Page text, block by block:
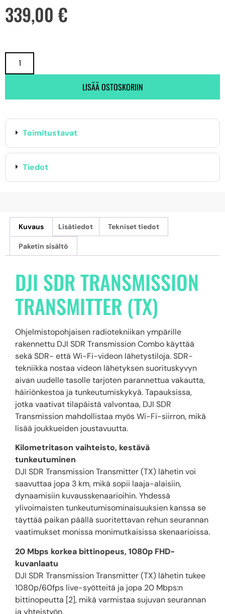
339,00 €
LISÄÄ OSTOSKORIIN
Toimitustavat
Tiedot
Kuvaus Lisätiedot Tekniset tiedot
Paketin sisältö
DJI SDR TRANSMISSION
TRANSMITTER (TX)
Ohjelmistopohjaisen radiotekniikan ympärille
rakennettu DJI SDR Transmission Combo käyttää
sekä SDR- että Wi-Fi-videon lähetystiloja. SDR-
tekniikka nostaa videon lähetyksen suorituskyvyn
aivan uudelle tasolle tarjoten parannettua vakautta,
häiriönkestoa ja tunkeutumiskykyä. Tapauksissa,
jotka vaativat tilapäistä valvontaa, DJI SDR
Transmission mahdollistaa myös Wi-Fi-siirron, mikä
lisää joukkueiden joustavuutta.
Kilometritason vaihteisto, kestävä
tunkeutuminen
DJI SDR Transmission Transmitter (TX) lähetin voi
saavuttaa jopa 3 km, mikä sopii laaja-alaisiin,
dynaamisiin kuvausskenaarioihin. Yhdessä
ylivoimaisten tunkeutumisominaisuuksien kanssa se
täyttää paikan päällä suoritettavan rehun seurannan
vaatimukset monissa monimutkaisissa skenaarioissa.
20 Mbps korkea bittinopeus, 1080p FHD-
kuvanlaatu
DJI SDR Transmission Transmitter (TX) lähetin tukee
1080p/60fps live-syötteitä ja jopa 20 Mbps:n
bittinopeutta [2], mikä varmistaa sujuvan seurannan
ja yhteistyön.